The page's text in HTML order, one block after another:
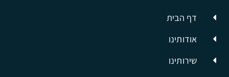
דף הבית
אודותינו
שירותינו